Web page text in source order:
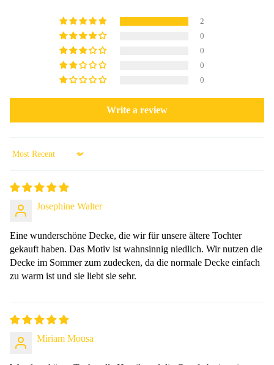
2
0
0
0
0
Write a review
Sort by
Josephine Walter
Eine wunderschöne Decke, die wir für unsere ältere Tochter
gekauft haben. Das Motiv ist wahnsinnig niedlich. Wir nutzen die
Decke im Sommer zum zudecken, da die normale Decke einfach
zu warm ist und sie liebt sie sehr.
Miriam Mousa